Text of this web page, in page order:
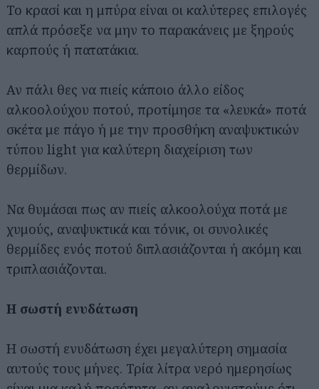
Το κρασί και η μπύρα είναι οι καλύτερες επιλογές
απλά πρόσεξε να μην το παρακάνεις με ξηρούς
καρπούς ή πατατάκια.
Αν πάλι θες να πιείς κάποιο άλλο είδος
αλκοολούχου ποτού, προτίμησε τα «λευκά» ποτά
σκέτα με πάγο ή με την προσθήκη αναψυκτικών
τύπου light για καλύτερη διαχείριση των
θερμίδων.
Να θυμάσαι πως αν πιείς αλκοολούχα ποτά με
χυμούς, αναψυκτικά και τόνικ, οι συνολικές
θερμίδες ενός ποτού διπλασιάζονται ή ακόμη και
τριπλασιάζονται.
Η σωστή ενυδάτωση
Η σωστή ενυδάτωση έχει μεγαλύτερη σημασία
αυτούς τους μήνες. Τρία λίτρα νερό ημερησίως